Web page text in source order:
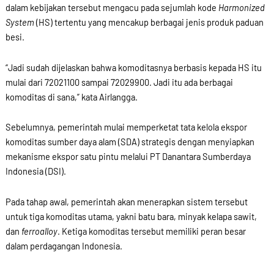
dalam kebijakan tersebut mengacu pada sejumlah kode Harmonized
System (HS) tertentu yang mencakup berbagai jenis produk paduan
besi.
“Jadi sudah dijelaskan bahwa komoditasnya berbasis kepada HS itu
mulai dari 72021100 sampai 72029900. Jadi itu ada berbagai
komoditas di sana,” kata Airlangga.
Sebelumnya, pemerintah mulai memperketat tata kelola ekspor
komoditas sumber daya alam (SDA) strategis dengan menyiapkan
mekanisme ekspor satu pintu melalui PT Danantara Sumberdaya
Indonesia (DSI).
Pada tahap awal, pemerintah akan menerapkan sistem tersebut
untuk tiga komoditas utama, yakni batu bara, minyak kelapa sawit,
dan ferroalloy. Ketiga komoditas tersebut memiliki peran besar
dalam perdagangan Indonesia.